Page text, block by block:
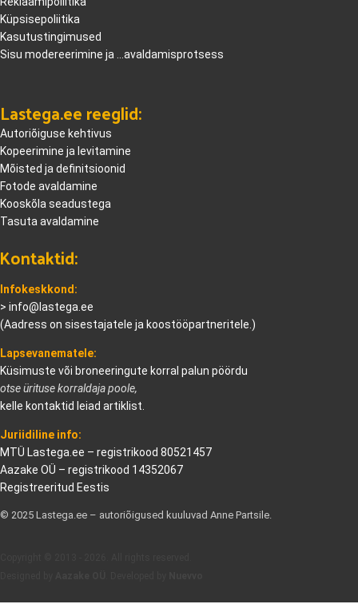
Küpsisepoliitika
Kasutustingimused
Sisu modereerimine ja ...avaldamisprotsess
Lastega.ee reeglid:
Autoriõiguse kehtivus
Kopeerimine ja levitamine
Mõisted ja definitsioonid
Fotode avaldamine
Kooskõla seadustega
Tasuta avaldamine
Kontaktid:
Infokeskkond:
> info@lastega.ee
(Aadress on sisestajatele ja koostööpartneritele.)
Lapsevanematele:
Küsimuste või broneeringute korral palun pöördu
otse ürituse korraldaja poole,
kelle kontaktid leiad artiklist.
Juriidiline info:
MTÜ Lastega.ee – registrikood 80521457
Aazake OÜ – registrikood 14352067
Registreeritud Eestis
© 2025 Lastega.ee – autoriõigused kuuluvad Anne Partsile.